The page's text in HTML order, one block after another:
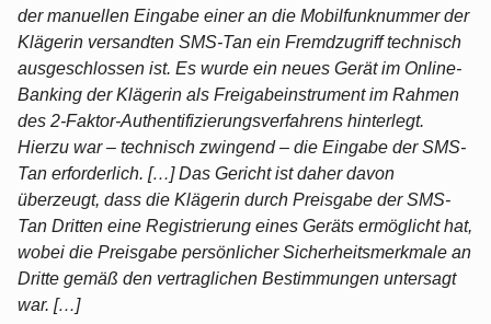
der manuellen Eingabe einer an die Mobilfunknummer der
Klägerin versandten SMS-Tan ein Fremdzugriff technisch
ausgeschlossen ist. Es wurde ein neues Gerät im Online-
Banking der Klägerin als Freigabeinstrument im Rahmen
des 2-Faktor-Authentifizierungsverfahrens hinterlegt.
Hierzu war – technisch zwingend – die Eingabe der SMS-
Tan erforderlich. […] Das Gericht ist daher davon
überzeugt, dass die Klägerin durch Preisgabe der SMS-
Tan Dritten eine Registrierung eines Geräts ermöglicht hat,
wobei die Preisgabe persönlicher Sicherheitsmerkmale an
Dritte gemäß den vertraglichen Bestimmungen untersagt
war. […]